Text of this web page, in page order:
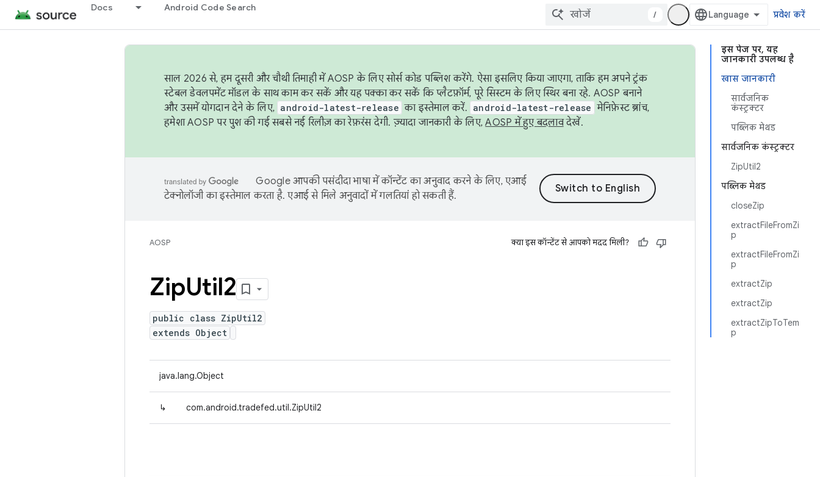
Docs Android Code Search
/ प्रवेश करें
इस पेज पर, यह
जानकारी उपलब्ध है
खास जानकारी
सार्वजनिक
कंस्ट्रक्टर
पब्लिक मेथड
सार्वजनिक कंस्ट्रक्टर
ZipUtil2
पब्लिक मेथड
closeZip
extractFileFromZi
p
extractFileFromZi
p
extractZip
extractZip
extractZipToTem
p
साल 2026 से, हम दूसरी और चौथी तिमाही में AOSP के लिए सोर्स कोड पब्लिश करेंगे. ऐसा इसलिए किया जाएगा, ताकि हम अपने ट्रंक
स्टेबल डेवलपमेंट मॉडल के साथ काम कर सकें और यह पक्का कर सकें कि प्लैटफ़ॉर्म, पूरे सिस्टम के लिए स्थिर बना रहे. AOSP बनाने
और उसमें योगदान देने के लिए, android-latest-release का इस्तेमाल करें. android-latest-release मेनिफ़ेस्ट ब्रांच,
हमेशा AOSP पर पुश की गई सबसे नई रिलीज़ का रेफ़रंस देगी. ज़्यादा जानकारी के लिए,AOSP में हुए बदलावदेखें.
Google आपकी पसंदीदा भाषा में कॉन्टेंट का अनुवाद करने के लिए, एआई
टेक्नोलॉजी का इस्तेमाल करता है. एआई से मिले अनुवादों में गलतियां हो सकती हैं.
AOSP क्या इस कॉन्टेंट से आपको मदद मिली?
ZipUtil2
public class ZipUtil2
extends Object
java.lang.Object
↳ com.android.tradefed.util.ZipUtil2